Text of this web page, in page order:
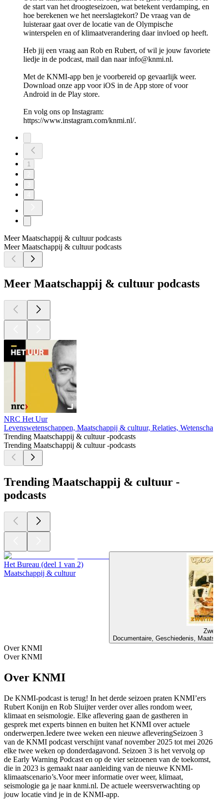
de start van het droogteseizoen, wat betekent verdamping, en
hoe berekenen we het neerslagtekort? De vraag van de
luisteraar gaat over de locatie van de Olympische
winterspelen en of klimaatverandering daar invloed op heeft.
Heb jij een vraag aan Rob en Rubert, of wil je jouw favoriete
liedje in de podcast, mail dan naar info@knmi.nl.
Met de KNMI-app ben je voorbereid op gevaarlijk weer.
Download onze app voor iOS in de App store of voor
Android in de Play store.
En volg ons op Instagram:
https://www.instagram.com/knmi.nl/.
1
Meer Maatschappij & cultuur podcasts
Meer Maatschappij & cultuur podcasts
Meer Maatschappij & cultuur podcasts
NRC Het Uur
Levenswetenschappen, Maatschappij & cultuur, Relaties, Wetenschap
Trending Maatschappij & cultuur -podcasts
Trending Maatschappij & cultuur -podcasts
Trending Maatschappij & cultuur -
podcasts
Het Bureau (deel 1 van 2)
Maatschappij & cultuur
Documentaire, Geschiedenis,
Over KNMI
Over KNMI
Over KNMI
De KNMI-podcast is terug! In het derde seizoen praten KNMI’ers
Rubert Konijn en Rob Sluijter verder over alles rondom weer,
klimaat en seismologie. Elke aflevering gaan de gastheren in
gesprek met experts binnen en buiten het KNMI over actuele
onderwerpen.Iedere twee weken een nieuwe afleveringSeizoen 3
van de KNMI podcast verschijnt vanaf november 2025 tot mei 2026
elke twee weken op donderdagavond. Seizoen 3 is het vervolg op
de Early Warning Podcast en op de vier seizoenen van de toekomst,
die in 2023 is gemaakt naar aanleiding van de nieuwe KNMI-
klimaatscenario’s.Voor meer informatie over weer, klimaat,
seismologie ga je naar knmi.nl. De actuele weersverwachting op
jouw locatie vind je in de KNMI-app.